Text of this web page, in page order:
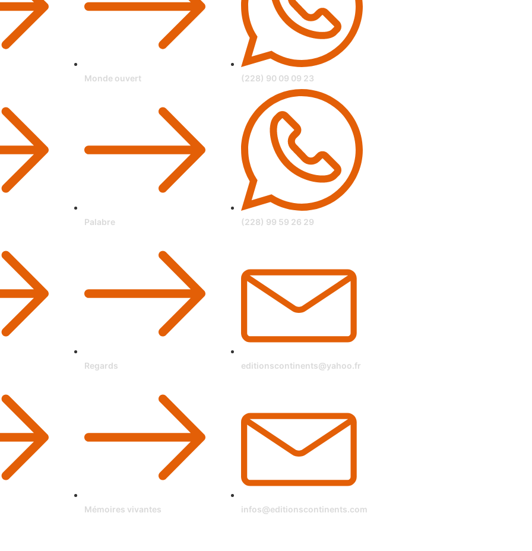
Monde ouvert
Palabre
Regards
Mémoires vivantes
(228) 90 09 09 23
(228) 99 59 26 29
editionscontinents@yahoo.fr
infos@editionscontinents.com